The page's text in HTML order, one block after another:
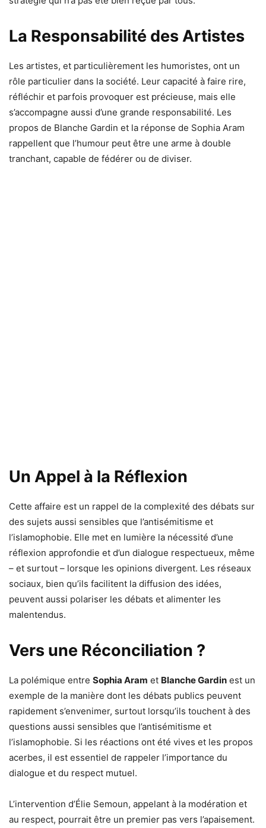
La Responsabilité des Artistes
Les artistes, et particulièrement les humoristes, ont un
rôle particulier dans la société. Leur capacité à faire rire,
réfléchir et parfois provoquer est précieuse, mais elle
s’accompagne aussi d’une grande responsabilité. Les
propos de Blanche Gardin et la réponse de Sophia Aram
rappellent que l’humour peut être une arme à double
tranchant, capable de fédérer ou de diviser.
Un Appel à la Réflexion
Cette affaire est un rappel de la complexité des débats sur
des sujets aussi sensibles que l’antisémitisme et
l’islamophobie. Elle met en lumière la nécessité d’une
réflexion approfondie et d’un dialogue respectueux, même
– et surtout – lorsque les opinions divergent. Les réseaux
sociaux, bien qu’ils facilitent la diffusion des idées,
peuvent aussi polariser les débats et alimenter les
malentendus.
Vers une Réconciliation ?
La polémique entre Sophia Aram et Blanche Gardin est un
exemple de la manière dont les débats publics peuvent
rapidement s’envenimer, surtout lorsqu’ils touchent à des
questions aussi sensibles que l’antisémitisme et
l’islamophobie. Si les réactions ont été vives et les propos
acerbes, il est essentiel de rappeler l’importance du
dialogue et du respect mutuel.
L’intervention d’Élie Semoun, appelant à la modération et
au respect, pourrait être un premier pas vers l’apaisement.